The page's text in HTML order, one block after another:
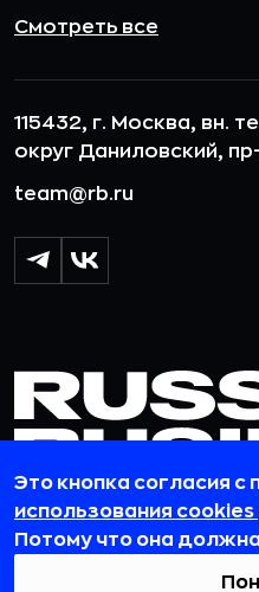
Смотреть все
115432, г. Москва, вн.
округ Даниловский,
team@rb.ru
© 2012-2026 ООО «РБточкаРУ».
Это кнопка согласия с
использования cookies
Потому что она